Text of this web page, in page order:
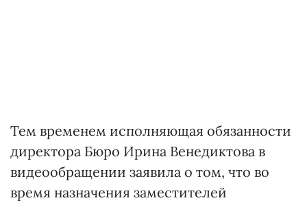
Тем временем исполняющая обязанности
директора Бюро Ирина Венедиктова в
видеообращении заявила о том, что во
время назначения заместителей